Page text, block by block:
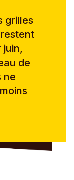
grilles
juin,
de
ne